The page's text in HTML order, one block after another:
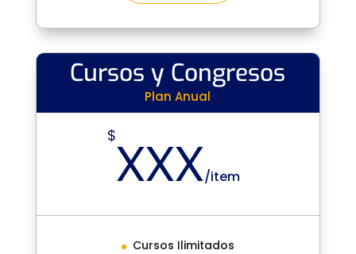
Cursos y Congresos
Plan Anual
$xxx/item
Cursos Ilimitados